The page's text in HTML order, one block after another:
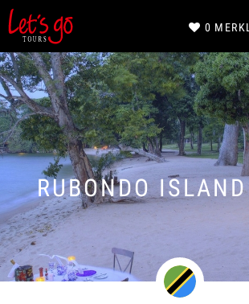
0
RUBONDO
Anrede*
Vorname*
Nachname*